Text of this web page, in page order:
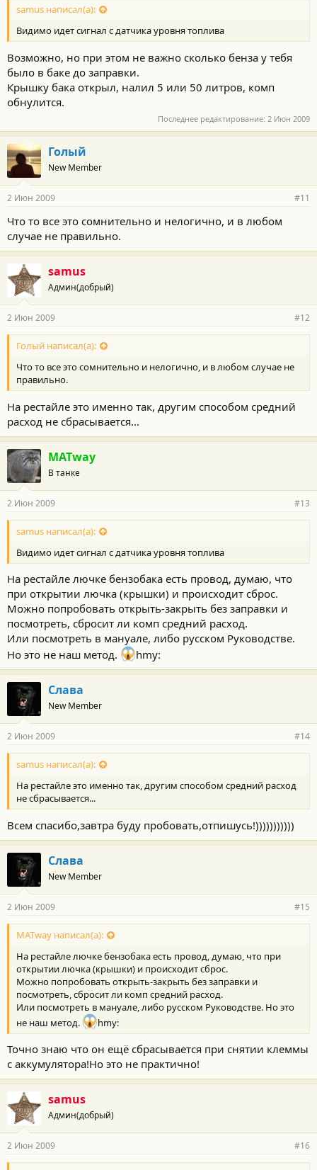
samus написал(а):
Видимо идет сигнал с датчика уровня топлива
Возможно, но при этом не важно сколько бенза у тебя
было в баке до заправки.
Крышку бака открыл, налил 5 или 50 литров, комп
обнулится.
Последнее редактирование: 2 Июн 2009
Голый
New Member
2 Июн 2009 #11
Что то все это сомнительно и нелогично, и в любом
случае не правильно.
samus
Админ(добрый)
2 Июн 2009 #12
Голый написал(а):
Что то все это сомнительно и нелогично, и в любом случае не
правильно.
На рестайле это именно так, другим способом средний
расход не сбрасывается...
MATway
В танке
2 Июн 2009 #13
samus написал(а):
Видимо идет сигнал с датчика уровня топлива
На рестайле лючке бензобака есть провод, думаю, что
при открытии лючка (крышки) и происходит сброс.
Можно попробовать открыть-закрыть без заправки и
посмотреть, сбросит ли комп средний расход.
Или посмотреть в мануале, либо русском Руководстве.
Но это не наш метод.
hmy:
Слава
New Member
2 Июн 2009 #14
samus написал(а):
На рестайле это именно так, другим способом средний расход
не сбрасывается...
Всем спасибо,завтра буду пробовать,отпишусь!)))))))))))
Слава
New Member
2 Июн 2009 #15
MATway написал(а):
На рестайле лючке бензобака есть провод, думаю, что при
открытии лючка (крышки) и происходит сброс.
Можно попробовать открыть-закрыть без заправки и
посмотреть, сбросит ли комп средний расход.
Или посмотреть в мануале, либо русском Руководстве. Но это
не наш метод.
hmy:
Точно знаю что он ещё сбрасывается при снятии клеммы
с аккумулятора!Но это не практично!
samus
Админ(добрый)
2 Июн 2009 #16